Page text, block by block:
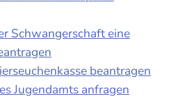
Schwangerschaft eine
beantragen
Jugendamts anfragen